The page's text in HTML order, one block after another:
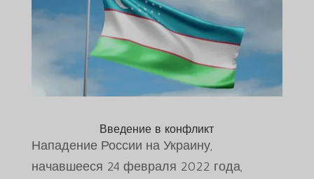
Введение в конфликт
Нападение России на Украину,
начавшееся 24 февраля 2022 года,